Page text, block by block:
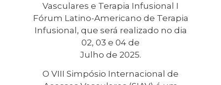
Vasculares e Terapia Infusional I
Fórum Latino-Americano de Terapia
Infusional, que será realizado no dia
02, 03 e 04 de
Julho de 2025.
O VIII Simpósio Internacional de